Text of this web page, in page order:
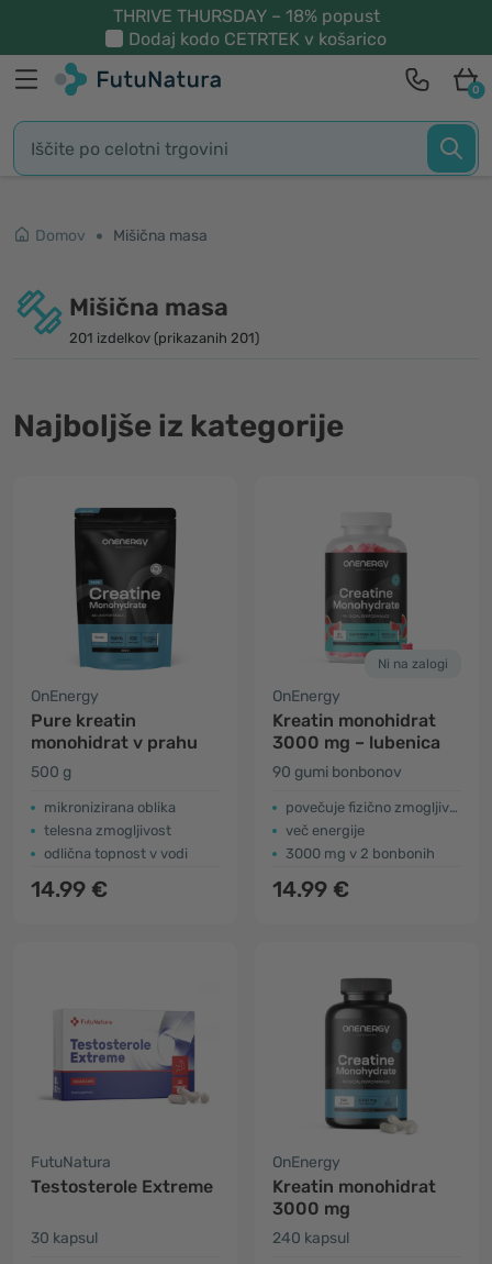
THRIVE THURSDAY – 18% popust
Dodaj kodo CETRTEK v košarico
0
Domov Mišična masa
Mišična masa
201 izdelkov (prikazanih 201)
Najboljše iz kategorije
OnEnergy
Pure kreatin
monohidrat v prahu
500 g
mikronizirana oblika
telesna zmogljivost
odlična topnost v vodi
14.99 €
Ni na zalogi
OnEnergy
Kreatin monohidrat
3000 mg – lubenica
90 gumi bonbonov
povečuje fizično zmogljivost
več energije
3000 mg v 2 bonbonih
14.99 €
FutuNatura
Testosterole Extreme
30 kapsul
OnEnergy
Kreatin monohidrat
3000 mg
240 kapsul